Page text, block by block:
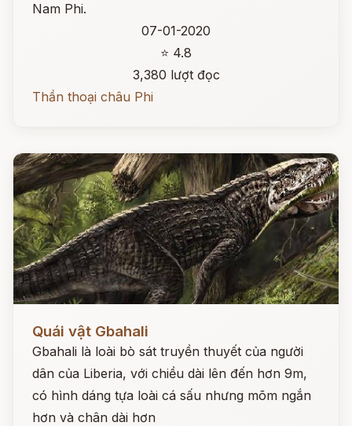
Nam Phi.
07-01-2020
⭐ 4.8
3,380 lượt đọc
Thần thoại châu Phi
Quái vật Gbahali
Gbahali là loài bò sát truyền thuyết của người
dân của Liberia, với chiều dài lên đến hơn 9m,
có hình dáng tựa loài cá sấu nhưng mõm ngắn
hơn và chân dài hơn